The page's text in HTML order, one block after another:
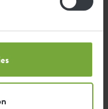
Herstellung dieses
gesamten
gesamten
einzelnen